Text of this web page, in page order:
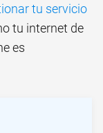
tu servicio
tu internet de
es